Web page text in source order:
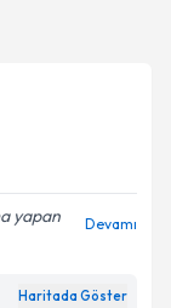
için bir
Aydınlatma
yapan
Devamı
Haritada Göster